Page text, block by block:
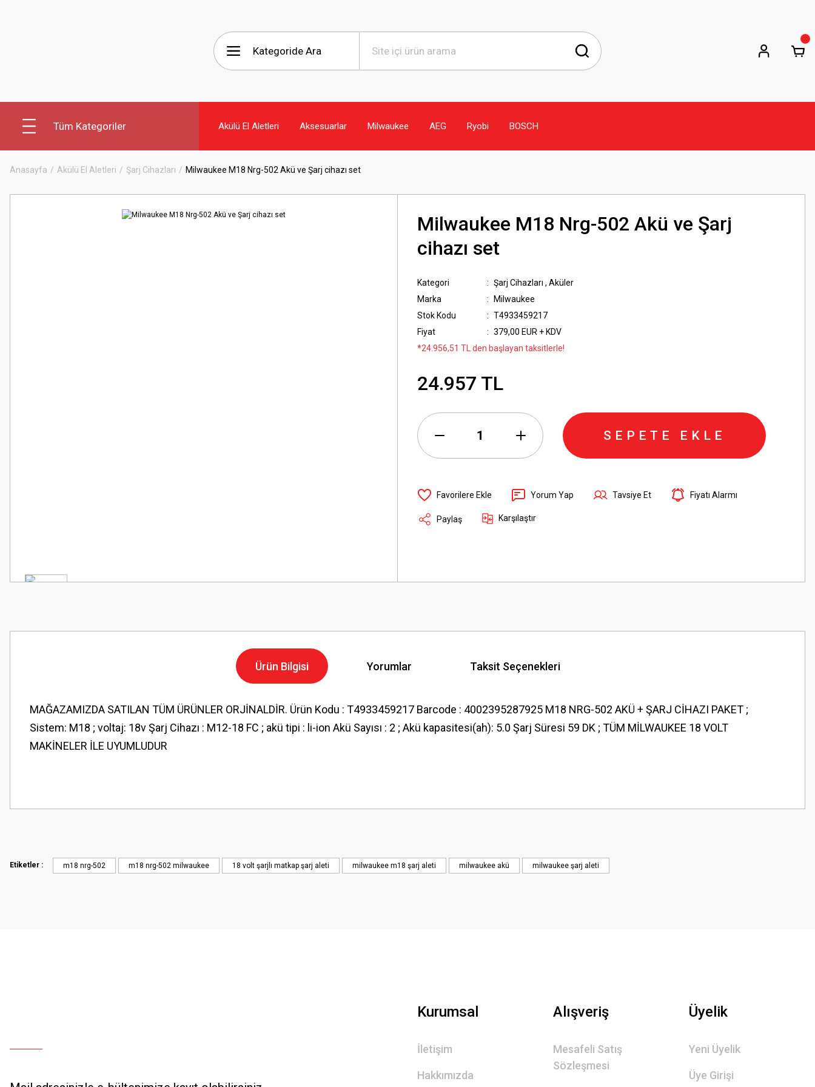
Tüm Kategoriler Akülü El Aletleri Aksesuarlar Milwaukee AEG Ryobi BOSCH
Anasayfa Akülü El Aletleri Şarj Cihazları Milwaukee M18 Nrg-502 Akü ve Şarj cihazı set
Milwaukee M18 Nrg-502 Akü ve Şarj
cihazı set
Kategori Şarj Cihazları , Aküler
Marka
Milwaukee
Stok Kodu
T4933459217
Fiyat
379,00 EUR + KDV
*24.956,51 TL den başlayan taksitlerle!
24.957 TL
SEPETE EKLE
Yorum Yap Tavsiye Et Fiyatı Alarmı
Paylaş Karşılaştır
Ürün Bilgisi Yorumlar Taksit Seçenekleri
MAĞAZAMIZDA SATILAN TÜM ÜRÜNLER ORJİNALDİR. Ürün Kodu : T4933459217 Barcode : 4002395287925 M18 NRG-502 AKÜ + ŞARJ CİHAZI PAKET ;
Sistem: M18 ; voltaj: 18v Şarj Cihazı : M12-18 FC ; akü tipi : li-ion Akü Sayısı : 2 ; Akü kapasitesi(ah): 5.0 Şarj Süresi 59 DK ; TÜM MİLWAUKEE 18 VOLT
MAKİNELER İLE UYUMLUDUR
Etiketler : m18 nrg-502 m18 nrg-502 milwaukee 18 volt şarjlı matkap şarj aleti milwaukee m18 şarj aleti milwaukee akü milwaukee şarj aleti
Kurumsal
İletişim
Hakkımızda
Alışveriş
Mesafeli Satış
Sözleşmesi
Üyelik
Yeni Üyelik
Üye Girişi